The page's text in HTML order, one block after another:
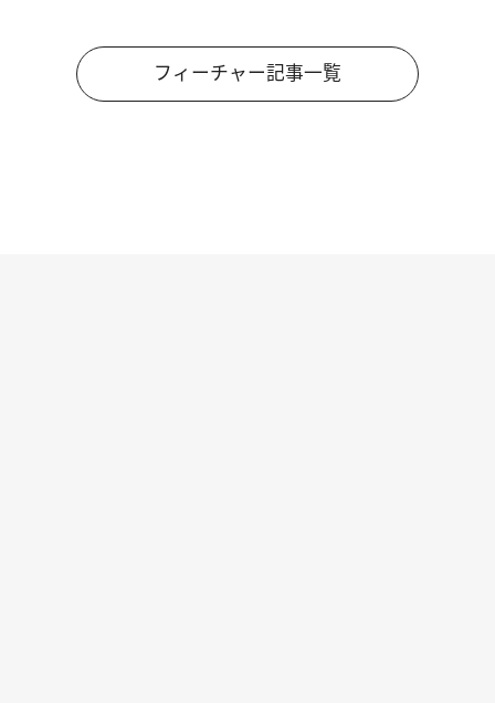
フィーチャー記事一覧